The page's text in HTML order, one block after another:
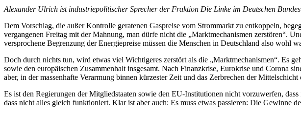
Alexander Ulrich ist industriepolitischer Sprecher der Fraktion Die Linke im Deutschen
Dem Vorschlag, die außer Kontrolle geratenen Gaspreise vom Strommarkt zu entkoppeln,
vergangenen Freitag mit der Mahnung, man dürfe nicht die „Marktmechanismen zerstören“.
versprochene Begrenzung der Energiepreise müssen die Menschen in Deutschland also wohl
Doch durch nichts tun, wird etwas viel Wichtigeres zerstört als die „Marktmechanismen“. Es
sowie den europäischen Zusammenhalt insgesamt. Nach Finanzkrise, Eurokrise und Corona
aber, in der massenhafte Verarmung binnen kürzester Zeit und das Zerbrechen der
Es ist den Regierungen der Mitgliedstaaten sowie den EU-Institutionen nicht vorzuwerfen,
dass nicht alles gleich funktioniert. Klar ist aber auch: Es muss etwas passieren: Die Gewinne